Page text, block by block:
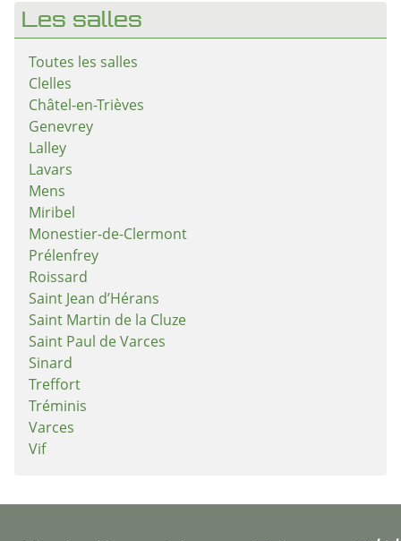
Les salles
Toutes les salles
Clelles
Châtel-en-Trièves
Genevrey
Lalley
Lavars
Mens
Miribel
Monestier-de-Clermont
Prélenfrey
Roissard
Saint Jean d’Hérans
Saint Martin de la Cluze
Saint Paul de Varces
Sinard
Treffort
Tréminis
Varces
Vif